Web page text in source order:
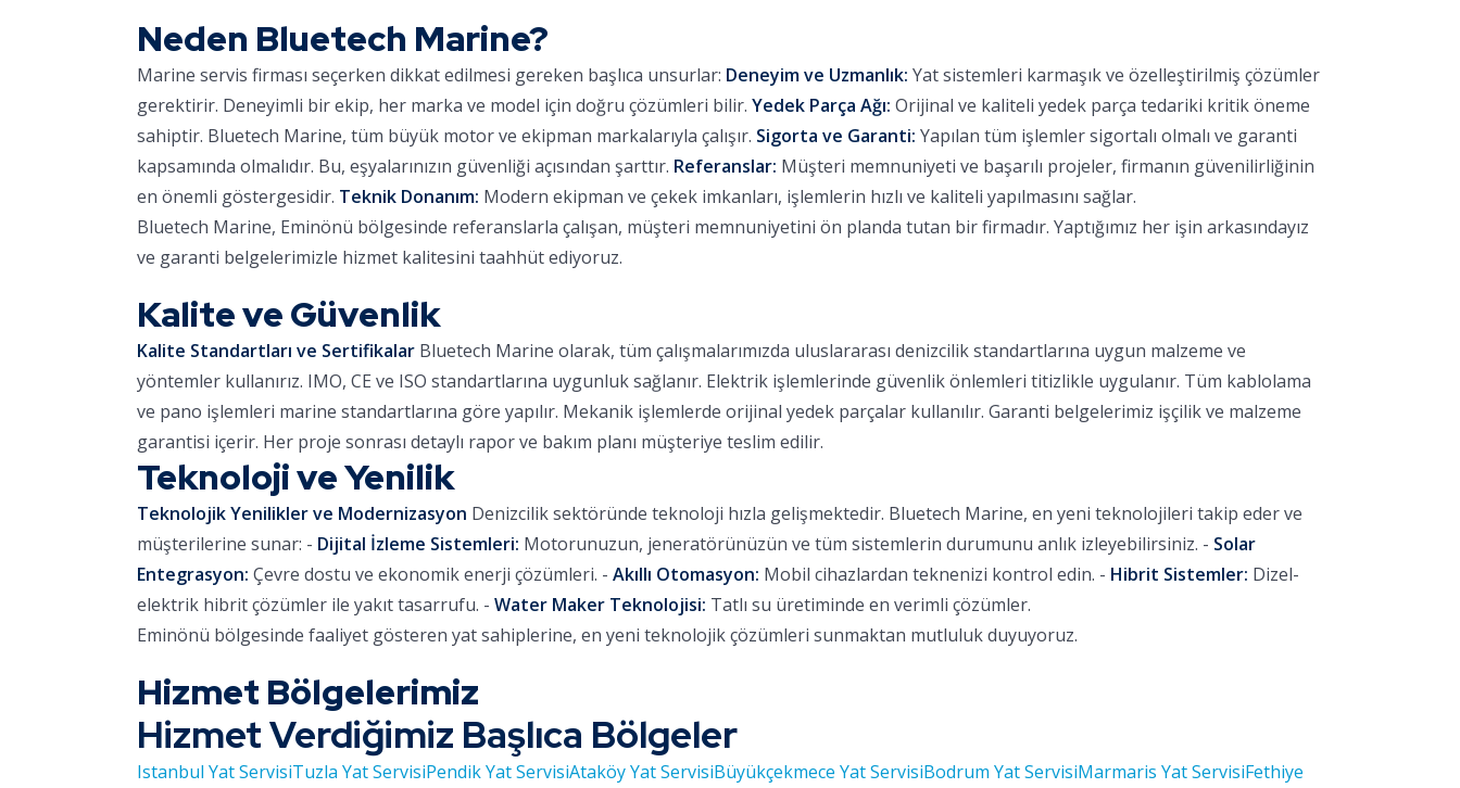
Neden Bluetech Marine?
Marine servis firması seçerken dikkat edilmesi gereken başlıca unsurlar: Deneyim ve Uzmanlık: Yat sistemleri karmaşık ve özelleştirilmiş çözümler
gerektirir. Deneyimli bir ekip, her marka ve model için doğru çözümleri bilir. Yedek Parça Ağı: Orijinal ve kaliteli yedek parça tedariki kritik öneme
sahiptir. Bluetech Marine, tüm büyük motor ve ekipman markalarıyla çalışır. Sigorta ve Garanti: Yapılan tüm işlemler sigortalı olmalı ve garanti
kapsamında olmalıdır. Bu, eşyalarınızın güvenliği açısından şarttır. Referanslar: Müşteri memnuniyeti ve başarılı projeler, firmanın güvenilirliğinin
en önemli göstergesidir. Teknik Donanım: Modern ekipman ve çekek imkanları, işlemlerin hızlı ve kaliteli yapılmasını sağlar.
Bluetech Marine, Eminönü bölgesinde referanslarla çalışan, müşteri memnuniyetini ön planda tutan bir firmadır. Yaptığımız her işin arkasındayız
ve garanti belgelerimizle hizmet kalitesini taahhüt ediyoruz.
Kalite ve Güvenlik
Kalite Standartları ve Sertifikalar Bluetech Marine olarak, tüm çalışmalarımızda uluslararası denizcilik standartlarına uygun malzeme ve
yöntemler kullanırız. IMO, CE ve ISO standartlarına uygunluk sağlanır. Elektrik işlemlerinde güvenlik önlemleri titizlikle uygulanır. Tüm kablolama
ve pano işlemleri marine standartlarına göre yapılır. Mekanik işlemlerde orijinal yedek parçalar kullanılır. Garanti belgelerimiz işçilik ve malzeme
garantisi içerir. Her proje sonrası detaylı rapor ve bakım planı müşteriye teslim edilir.
Teknoloji ve Yenilik
Teknolojik Yenilikler ve Modernizasyon Denizcilik sektöründe teknoloji hızla gelişmektedir. Bluetech Marine, en yeni teknolojileri takip eder ve
müşterilerine sunar: - Dijital İzleme Sistemleri: Motorunuzun, jeneratörünüzün ve tüm sistemlerin durumunu anlık izleyebilirsiniz. - Solar
Entegrasyon: Çevre dostu ve ekonomik enerji çözümleri. - Akıllı Otomasyon: Mobil cihazlardan teknenizi kontrol edin. - Hibrit Sistemler: Dizel-
elektrik hibrit çözümler ile yakıt tasarrufu. - Water Maker Teknolojisi: Tatlı su üretiminde en verimli çözümler.
Eminönü bölgesinde faaliyet gösteren yat sahiplerine, en yeni teknolojik çözümleri sunmaktan mutluluk duyuyoruz.
Hizmet Bölgelerimiz
Hizmet Verdiğimiz Başlıca Bölgeler
Istanbul Yat ServisiTuzla Yat ServisiPendik Yat ServisiAtaköy Yat ServisiBüyükçekmece Yat ServisiBodrum Yat ServisiMarmaris Yat ServisiFethiye